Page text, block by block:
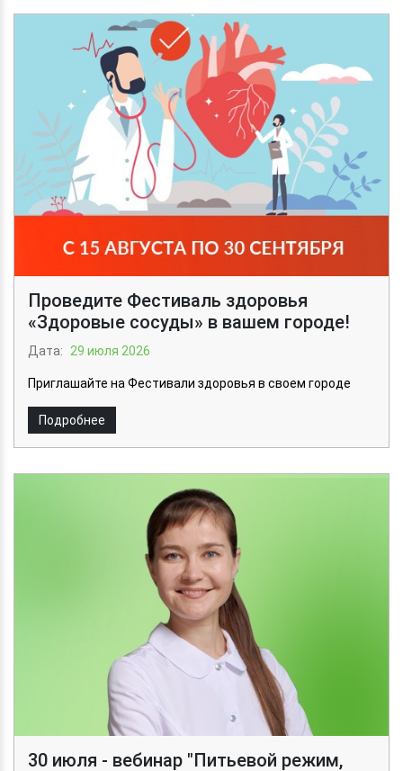
Проведите Фестиваль здоровья
«Здоровые сосуды» в вашем городе!
Дата: 29 июля 2026
Приглашайте на Фестивали здоровья в своем городе
Подробнее
30 июля - вебинар "Питьевой режим,